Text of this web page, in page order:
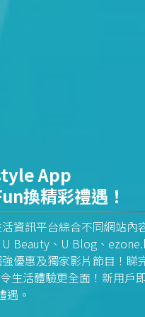
App
換精彩禮遇！
資訊平台綜合不同網站內
Beauty、U Blog、
優惠及獨家影片節目！睇
生活體驗更全面！新用戶
遇。